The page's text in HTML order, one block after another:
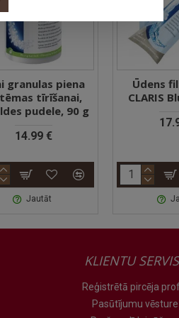
Ūdens filtrs JURA
CLARIS Blue, 1 gab.
Jautāt
KLIENTU
Reģistrētā pircēja
Pasūtījumu vēsture